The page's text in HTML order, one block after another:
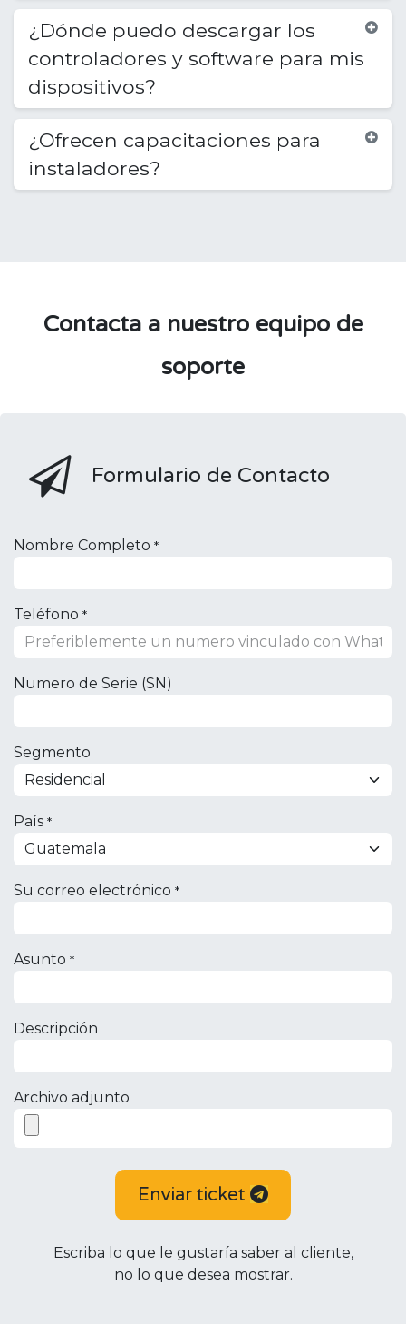
¿Dónde puedo descargar los
controladores y software para mis
dispositivos?
¿Ofrecen capacitaciones para
instaladores?
Contacta a nuestro equipo de
soporte
Formulario de Contacto
Nombre Completo *
Teléfono *
Numero de Serie (SN)
Segmento
País *
Su correo electrónico *
Asunto *
Descripción
Archivo adjunto
Enviar ticket
Escriba lo que le gustaría saber al cliente,
no lo que desea mostrar.